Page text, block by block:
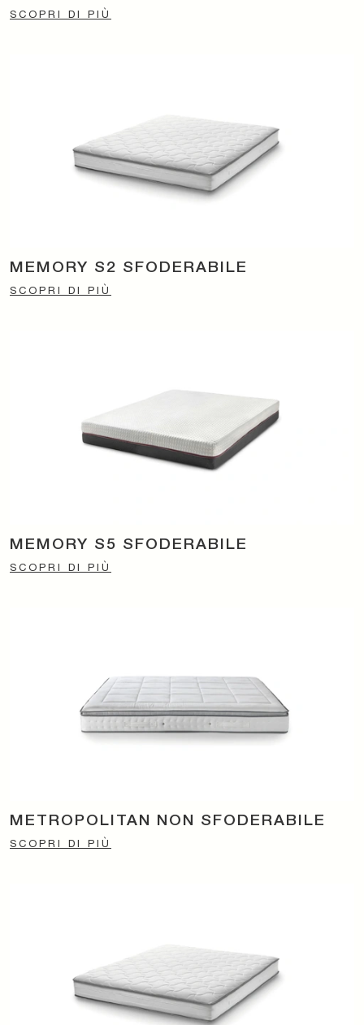
SCOPRI DI PIÙ
MEMORY S2 SFODERABILE
SCOPRI DI PIÙ
MEMORY S5 SFODERABILE
SCOPRI DI PIÙ
METROPOLITAN NON SFODERABILE
SCOPRI DI PIÙ